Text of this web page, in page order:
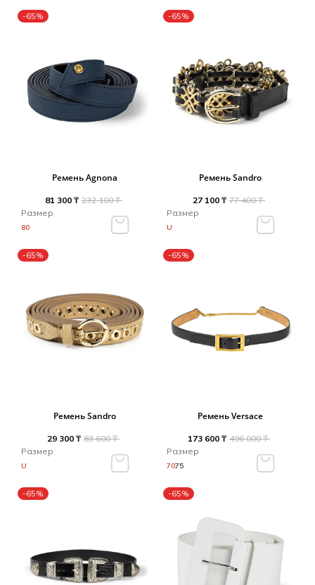
-65%
Ремень Agnona
81 300 ₸ 232 100 ₸
Размер
80
-65%
Ремень Sandro
27 100 ₸ 77 400 ₸
Размер
U
-65%
Ремень Sandro
29 300 ₸ 83 600 ₸
Размер
U
-65%
Ремень Versace
173 600 ₸ 496 000 ₸
Размер
7075
-65% -65%